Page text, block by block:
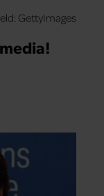
GettyImages